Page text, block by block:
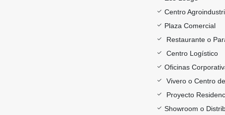
Centro
Plaza Comercial
Restaurante o
Centro Logístico
Oficinas
Vivero o Centro
Proyecto
Showroom o